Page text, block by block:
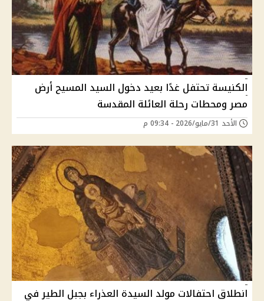
الكنيسة تحتفل غدًا بعيد دخول السيد المسيح أرض
مصر ومحطات رحلة العائلة المقدسة
الأحد 31/مايو/2026 - 09:34 م
انطلاق احتفالات مولد السيدة العذراء بجبل الطير في